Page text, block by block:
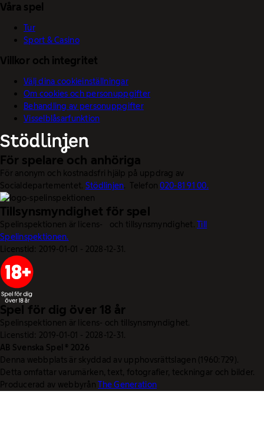
Våra spel
Tur
Sport & Casino
Villkor och integritet
Välj dina cookieinställningar
Om cookies och personuppgifter
Behandling av personuppgifter
Visselblåsarfunktion
För spelare och anhöriga
För anonym och kostnadsfri hjälp på uppdrag av
Socialdepartementet. Stödlinjen. Telefon020-81 91 00.
Tillsynsmyndighet för spel
Spelinspektionen är licens- och tillsynsmyndighet.Till
Spelinspektionen.
Licenstid: 2019-01-01 - 2028-12-31.
Spel för dig över 18 år
Spelinspektionen är licens- och tillsynsmyndighet.
Licenstid: 2019-01-01 - 2028-12-31.
AB Svenska Spel © 2026
Denna webbplats är skyddad av upphovsrättslagen (1960:729).
Detta omfattar varumärken, text, fotografier, teckningar och bilder.
Producerad av webbyrånThe Generation